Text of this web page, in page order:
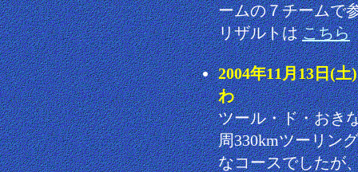
ームの７チームで
リザルトはこちら
2004年11月13日(
わ
ツール・ド・おき
周330kmツーリン
なコースでしたが